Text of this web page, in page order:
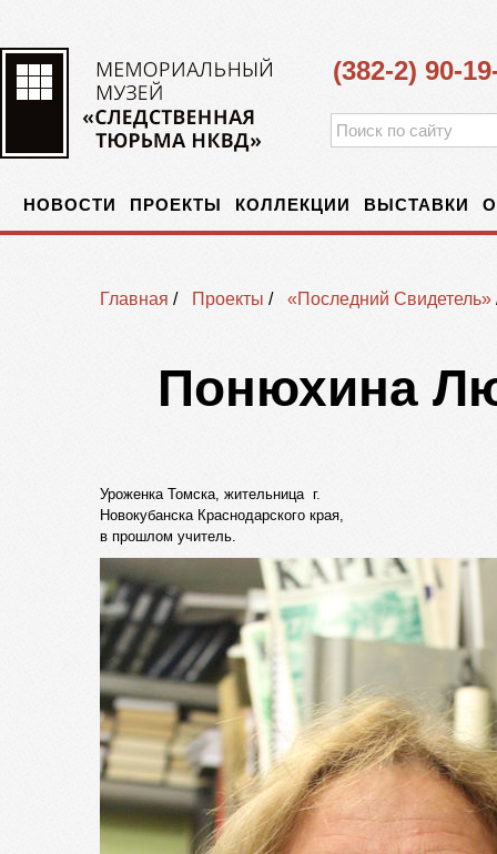
(382-2) 90-
НОВОСТИ ПРОЕКТЫ КОЛЛЕКЦИИ ВЫСТАВКИ
Главная / Проекты / «Последний Свидетель»
Понюхина
Уроженка Томска, жительница г.
Новокубанска Краснодарского края,
в прошлом учитель.